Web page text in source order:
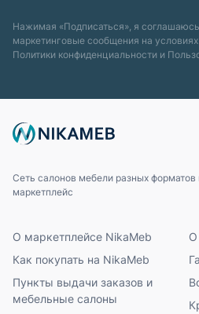
Нажимая «Подписаться», я
маркетинговые сообщения на условиях
Политики конфиденциальности и
Сеть салонов мебели разных
маркетплейс
О маркетплейсе NikaMeb
Как покупать на NikaMeb
Пункты выдачи заказов и
мебельные салоны
О